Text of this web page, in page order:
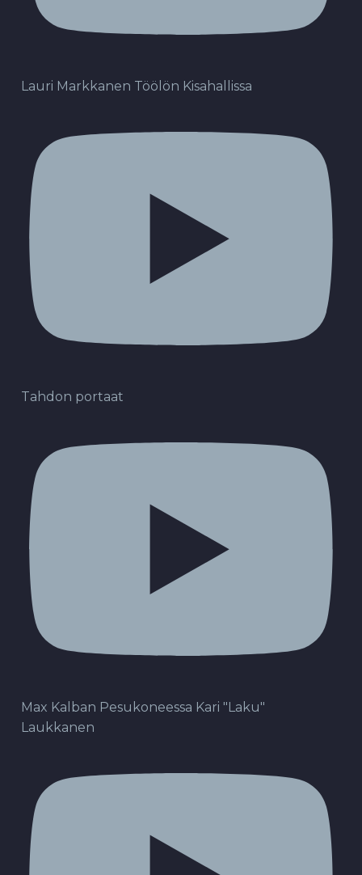
Lauri Markkanen Töölön Kisahallissa
Tahdon portaat
Max Kalban Pesukoneessa Kari "Laku"
Laukkanen